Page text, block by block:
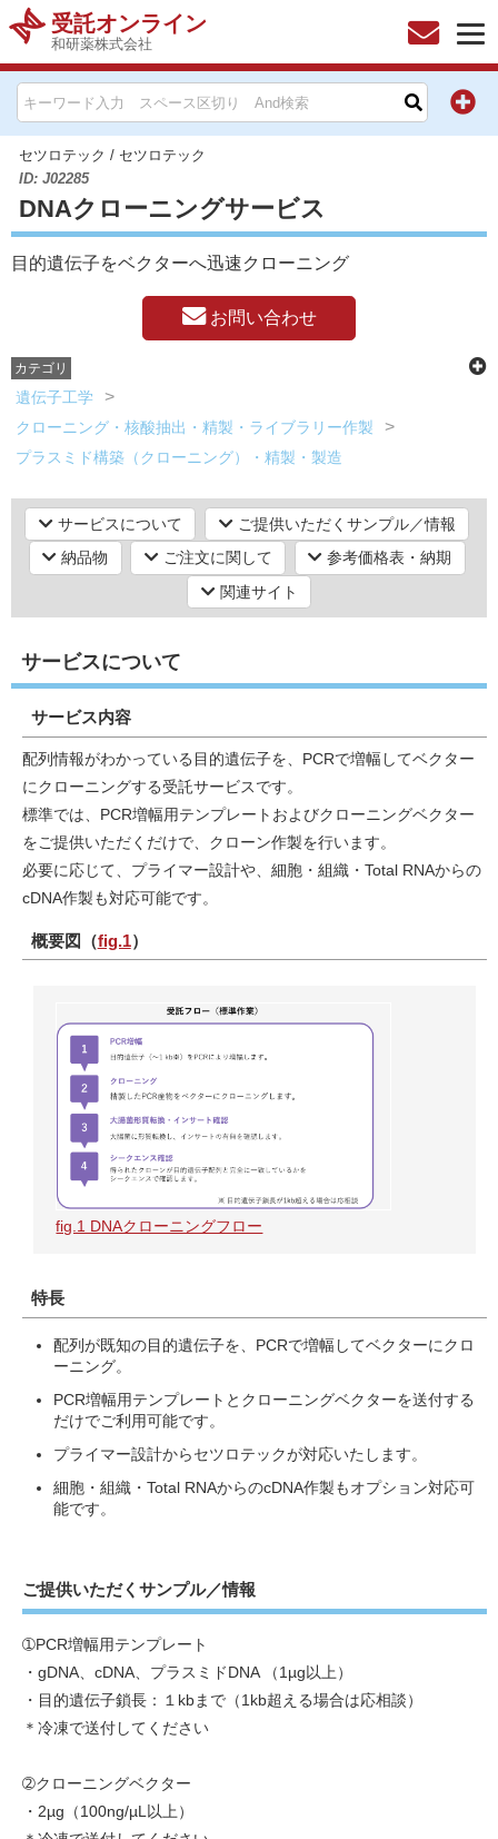
受託オンライン
和研薬株式会社
セツロテック / セツロテック
ID: J02285
DNAクローニングサービス
目的遺伝子をベクターへ迅速クローニング
お問い合わせ
カテゴリ
遺伝子工学
クローニング・核酸抽出・精製・ライブラリー作製
プラスミド構築（クローニング）・精製・製造
サービスについて
ご提供いただくサンプル／情報
納品物
ご注文に関して
参考価格表・納期
関連サイト
サービスについて
サービス内容
配列情報がわかっている目的遺伝子を、PCRで増幅してベクター
にクローニングする受託サービスです。
標準では、PCR増幅用テンプレートおよびクローニングベクター
をご提供いただくだけで、クローン作製を行います。
必要に応じて、プライマー設計や、細胞・組織・Total RNAからの
cDNA作製も対応可能です。
概要図（fig.1）
fig.1 DNAクローニングフロー
特長
配列が既知の目的遺伝子を、PCRで増幅してベクターにクロ
ーニング。
PCR増幅用テンプレートとクローニングベクターを送付する
だけでご利用可能です。
プライマー設計からセツロテックが対応いたします。
細胞・組織・Total RNAからのcDNA作製もオプション対応可
能です。
ご提供いただくサンプル／情報
➀PCR増幅用テンプレート
・gDNA、cDNA、プラスミドDNA （1µg以上）
・目的遺伝子鎖長：１kbまで（1kb超える場合は応相談）
＊冷凍で送付してください
➁クローニングベクター
・2µg（100ng/µL以上）
HOME
お問い合わせ
お知らせ
キャンペーン情報一覧
製品カテゴリー一覧
メーカー別索引
販売元別索引
研究機器オンライン
実験フローガイド
ワケンG オンラインショップ
和研薬 ホームページ